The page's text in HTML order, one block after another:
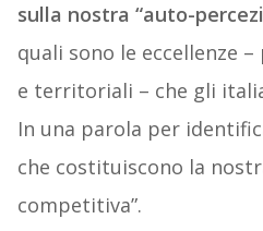
sulla nostra “auto-
quali sono le eccellenze
e territoriali – che gli
In una parola per
che costituiscono la
competitiva”.